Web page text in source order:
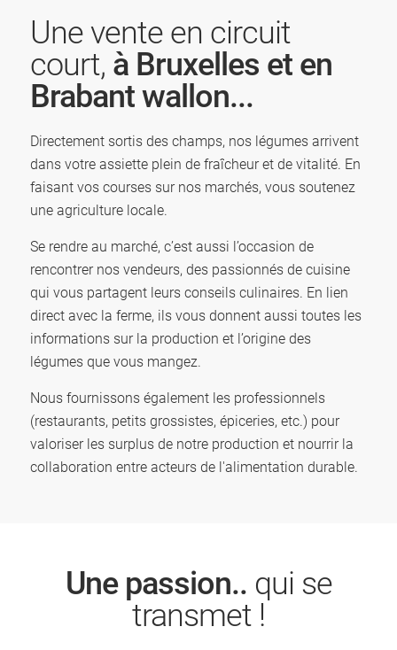
Une vente en circuit
court, à Bruxelles et en
Brabant wallon...
Directement sortis des champs, nos légumes arrivent
dans votre assiette plein de fraîcheur et de vitalité. En
faisant vos courses sur nos marchés, vous soutenez
une agriculture locale.
Se rendre au marché, c’est aussi l’occasion de
rencontrer nos vendeurs, des passionnés de cuisine
qui vous partagent leurs conseils culinaires. En lien
direct avec la ferme, ils vous donnent aussi toutes les
informations sur la production et l’origine des
légumes que vous mangez.
Nous fournissons également les professionnels
(restaurants, petits grossistes, épiceries, etc.) pour
valoriser les surplus de notre production et nourrir la
collaboration entre acteurs de l'alimentation durable.
Une passion.. qui se
transmet !